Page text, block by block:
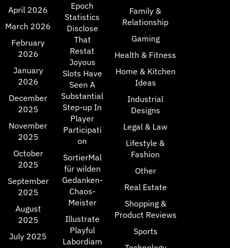
April 2026
March 2026
February
2026
January
2026
December
2025
November
2025
October
2025
September
2025
August
2025
July 2025
Epoch
Statistics
Disclose
That
Restat
Joyous
Slots Have
Seen A
Substantial
Step-up In
Player
Participati
on
SortierMal
für wilden
Gedanken-
Chaos-
Meister
Illustrate
Playful
Labordiam
Family &
Relationship
Gaming
Health & Fitness
Home & Kitchen
Ideas
Industrial
Designs
Legal & Law
Lifestyle &
Fashion
Other
Real Estate
Shopping &
Product Reviews
Sports